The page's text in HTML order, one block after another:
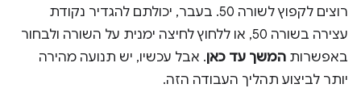
רוצים לקפוץ לשורה 50. בעבר, יכולתם להגדיר נקודת
עצירה בשורה 50, או ללחוץ לחיצה ימנית על השורה ולבחור
באפשרות המשך עד כאן. אבל עכשיו, יש תנועה מהירה
יותר לביצוע תהליך העבודה הזה.